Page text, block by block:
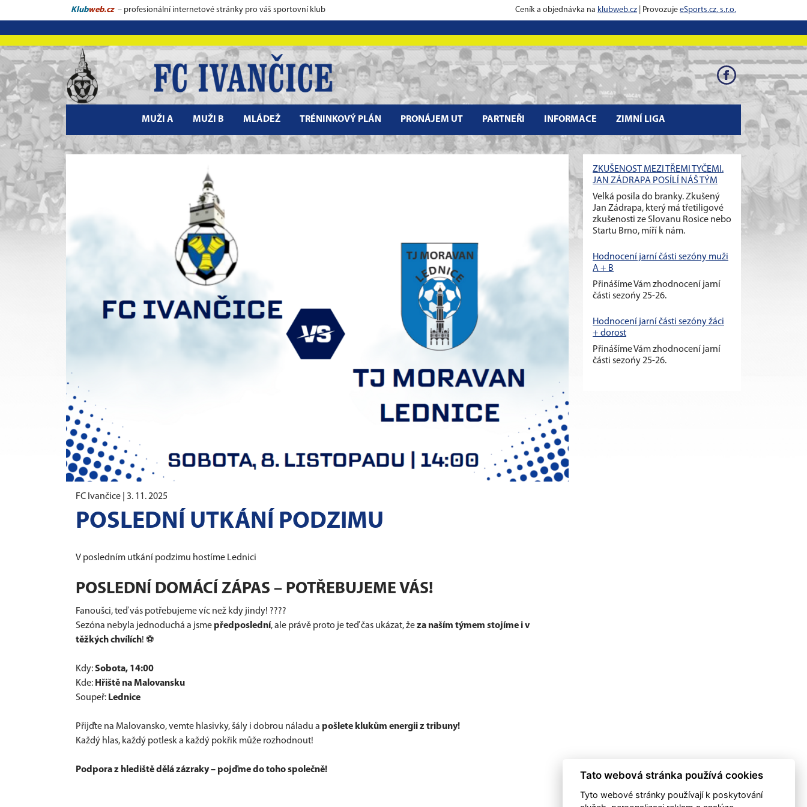
Klubweb.cz – profesionální internetové stránky pro váš sportovní klub Ceník a objednávka na klubweb.cz | Provozuje eSports.cz, s.r.o.
MUŽI A MUŽI B MLÁDEŽ TRÉNINKOVÝ PLÁN PRONÁJEM UT PARTNEŘI INFORMACE ZIMNÍ LIGA
FC Ivančice | 3. 11. 2025
POSLEDNÍ UTKÁNÍ PODZIMU
V posledním utkání podzimu hostíme Lednici
POSLEDNÍ DOMÁCÍ ZÁPAS – POTŘEBUJEME VÁS!
Fanoušci, teď vás potřebujeme víc než kdy jindy! ????
Sezóna nebyla jednoduchá a jsme předposlední, ale právě proto je teď čas ukázat, žeza naším týmem stojíme i v
těžkých chvílích! ⚽
Kdy:Sobota, 14:00
Kde: Hřiště na Malovansku
Soupeř: Lednice
Přijďte na Malovansko, vemte hlasivky, šály i dobrou náladu a pošlete klukům energii z tribuny!
Každý hlas, každý potlesk a každý pokřik může rozhodnout!
Podpora z hlediště dělá zázraky – pojďme do toho společně!
ZKUŠENOST MEZI TŘEMI TYČEMI.
JAN ZÁDRAPA POSÍLÍ NÁŠ TÝM
Velká posila do branky. Zkušený
Jan Zádrapa, který má třetiligové
zkušenosti ze Slovanu Rosice nebo
Startu Brno, míří k nám.
Hodnocení jarní části sezóny muži
A + B
Přinášíme Vám zhodnocení jarní
části sezońy 25-26.
Hodnocení jarní části sezóny žáci
+ dorost
Přinášíme Vám zhodnocení jarní
části sezońy 25-26.
Tato webová stránka používá cookies
Tyto webové stránky používají k poskytování